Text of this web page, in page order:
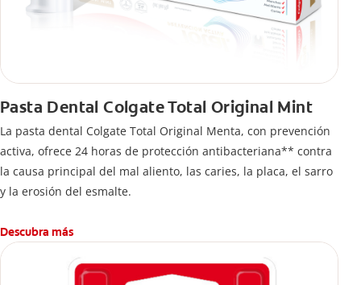
Pasta Dental Colgate Total Original Mint
La pasta dental Colgate Total Original Menta, con prevención
activa, ofrece 24 horas de protección antibacteriana** contra
la causa principal del mal aliento, las caries, la placa, el sarro
y la erosión del esmalte.
Descubra más